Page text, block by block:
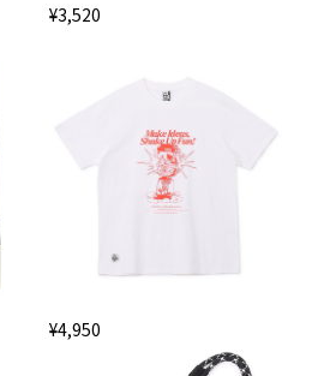
¥3,520
¥4,950